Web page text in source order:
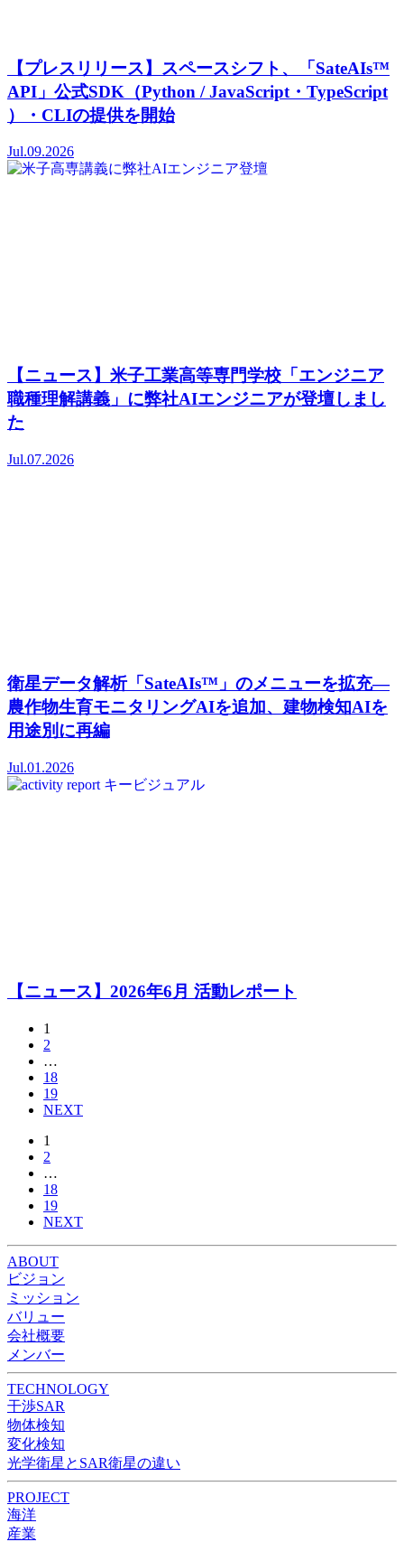
【プレスリリース】スペースシフト、「SateAIs™
API」公式SDK（Python / JavaScript・TypeScript
）・CLIの提供を開始
Jul.09.2026
【ニュース】米子工業高等専門学校「エンジニア
職種理解講義」に弊社AIエンジニアが登壇しまし
た
Jul.07.2026
衛星データ解析「SateAIs™」のメニューを拡充―
農作物生育モニタリングAIを追加、建物検知AIを
用途別に再編
Jul.01.2026
【ニュース】2026年6月 活動レポート
1
2
…
18
19
NEXT
1
2
…
18
19
NEXT
ABOUT
ビジョン
ミッション
バリュー
会社概要
メンバー
TECHNOLOGY
干渉SAR
物体検知​​
変化検知​
光学衛星とSAR衛星の違い
PROJECT
海洋
産業